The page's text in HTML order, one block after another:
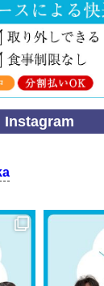
Instagram